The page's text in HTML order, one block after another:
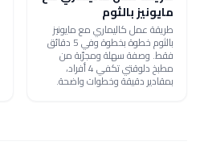
مايونيز بالثوم
طريقة عمل كاليماري مع مايونيز
بالثوم خطوة بخطوة وفي 5 دقائق
فقط. وصفة سهلة ومجرّبة من
مطبخ دلوقتي تكفي 4 أفراد،
بمقادير دقيقة وخطوات واضحة.